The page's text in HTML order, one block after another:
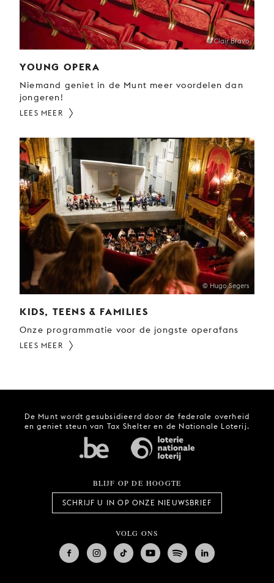
© Clair Bravo
YOUNG OPERA
Niemand geniet in de Munt meer voordelen dan
jongeren!
LEES MEER
© Hugo Segers
KIDS, TEENS & FAMILIES
Onze programmatie voor de jongste operafans
LEES MEER
De Munt wordt gesubsidieerd door de federale overheid
en geniet steun van Tax Shelter en de Nationale Loterij.
BLIJF OP DE HOOGTE
SCHRIJF U IN OP ONZE NIEUWSBRIEF
VOLG ONS